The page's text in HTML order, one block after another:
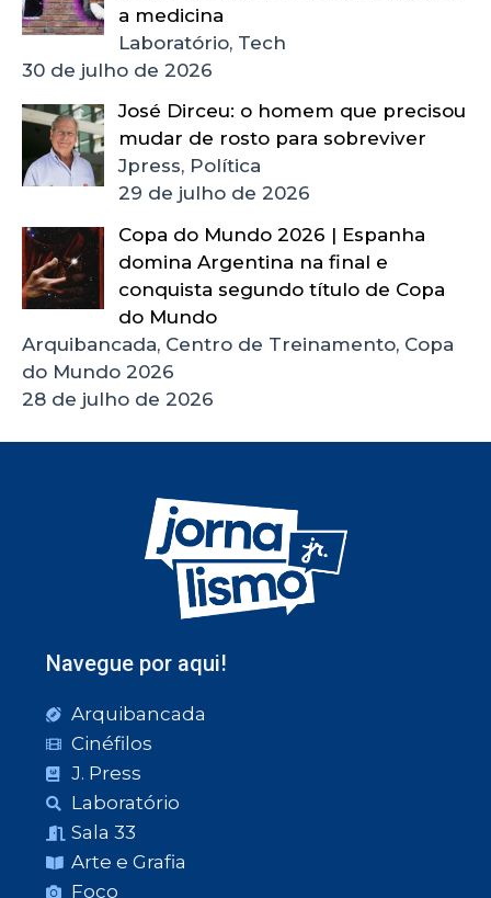
a medicina
Laboratório, Tech
30 de julho de 2026
José Dirceu: o homem que precisou
mudar de rosto para sobreviver
Jpress, Política
29 de julho de 2026
Copa do Mundo 2026 | Espanha
domina Argentina na final e
conquista segundo título de Copa
do Mundo
Arquibancada, Centro de Treinamento, Copa
do Mundo 2026
28 de julho de 2026
Navegue por aqui!
Arquibancada
Cinéfilos
J. Press
Laboratório
Sala 33
Arte e Grafia
Foco